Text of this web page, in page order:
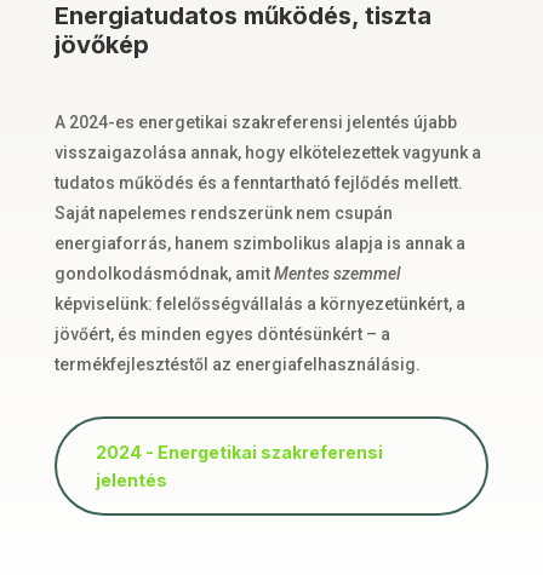
Energiatudatos működés, tiszta
jövőkép
A 2024-es energetikai szakreferensi jelentés újabb
visszaigazolása annak, hogy elkötelezettek vagyunk a
tudatos működés és a fenntartható fejlődés mellett.
Saját napelemes rendszerünk nem csupán
energiaforrás, hanem szimbolikus alapja is annak a
gondolkodásmódnak, amitMentes szemmel
képviselünk: felelősségvállalás a környezetünkért, a
jövőért, és minden egyes döntésünkért – a
termékfejlesztéstől az energiafelhasználásig.
2024 - Energetikai szakreferensi
jelentés